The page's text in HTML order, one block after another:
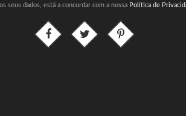
seus dados, está a concordar com a nossa Política de